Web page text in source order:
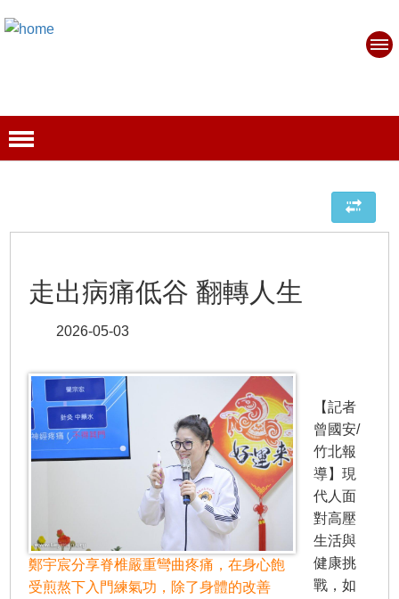
走出病痛低谷 翻轉人生
2026-05-03
鄭宇宸分享脊椎嚴重彎曲疼痛，在身心飽
受煎熬下入門練氣功，除了身體的改善
【記者
曾國安/
竹北報
導】現
代人面
對高壓
生活與
健康挑
戰，如